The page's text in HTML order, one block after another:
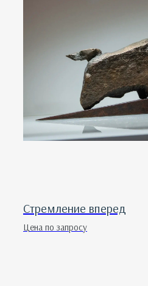
Стремление вперед
Цена по запросу